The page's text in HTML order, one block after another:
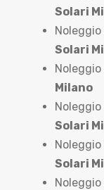
Solari
Solari
Milano
Solari
Solari